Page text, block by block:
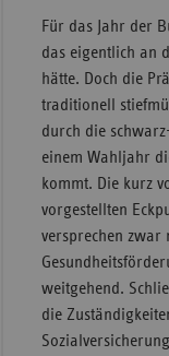
Für das Jahr der
das eigentlich an
hätte. Doch die
traditionell
durch die
einem Wahljahr
kommt. Die kurz
vorgestellten
versprechen zwar
weitgehend.
die